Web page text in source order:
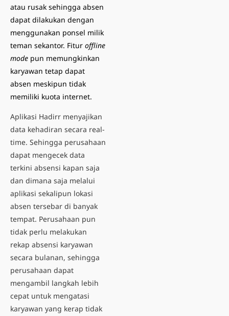
atau rusak sehingga absen
dapat dilakukan dengan
menggunakan ponsel milik
teman sekantor. Fitur offline
mode pun memungkinkan
karyawan tetap dapat
absen meskipun tidak
memiliki kuota internet.
Aplikasi Hadirr menyajikan
data kehadiran secara real-
time. Sehingga perusahaan
dapat mengecek data
terkini absensi kapan saja
dan dimana saja melalui
aplikasi sekalipun lokasi
absen tersebar di banyak
tempat. Perusahaan pun
tidak perlu melakukan
rekap absensi karyawan
secara bulanan, sehingga
perusahaan dapat
mengambil langkah lebih
cepat untuk mengatasi
karyawan yang kerap tidak